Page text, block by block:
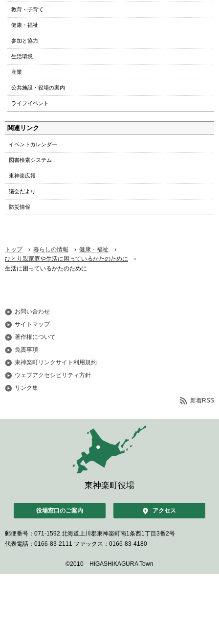
ッ
本
メ
ー
教育・子育て
健康・福祉
参加と協力
生活環境
産業
公共施設・役場の案内
ライフイベント
関連リンク
イベントカレンダー
図書検索システム
東神楽広報
議会だより
防災情報
トップ › 暮らしの情報 › 健康・福祉
›
ひとり親家庭や生活に困っているかたのために
›
生活に困っているかたのために
お問い合わせ
サイトマップ
著作権について
免責事項
東神楽町リンクサイト利用規約
ウェブアクセシビリティ方針
リンク集
新着RSS
東神楽町役場
役場窓口のご案内 アクセス
郵便番号：071-1592 北海道上川郡東神楽町南1条西1丁目3番2号
代表電話：0166-83-2111
ファックス：0166-83-4180
©2010 HIGASHIKAGURA Town